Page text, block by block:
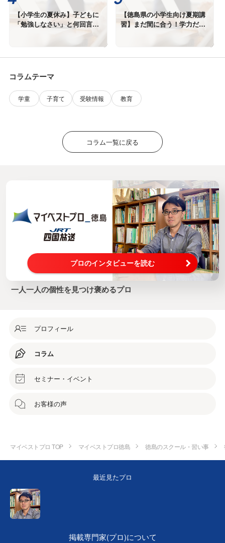
【小学生の夏休み】子どもに
「勉強しなさい」と何回言っ
【徳島県の小学生向け夏期講
習】まだ間に合う！学力だけ
でなくコミュニケーション能
力も伸びる未来舎の夏期講習
コラムテーマ
学童 子育て 受験情報 教育
コラム一覧に戻る
プロのインタビューを読む
一人一人の個性を見つけ褒めるプロ
プロフィール
コラム
セミナー・イベント
お客様の声
マイベストプロ TOP マイベストプロ徳島 徳島のスクール・習い事
最近見たプロ
掲載専門家(プロ)について